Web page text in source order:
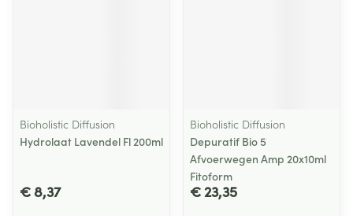
Bioholistic Diffusion
Hydrolaat Lavendel Fl 200ml
€ 8,37
Bioholistic Diffusion
Depuratif Bio 5
Afvoerwegen Amp 20x10ml
Fitoform
€ 23,35